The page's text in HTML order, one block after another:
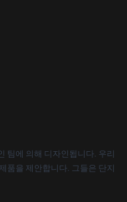
팀에 의해 디자인됩니다. 우리
품을 제안합니다. 그들은 단지